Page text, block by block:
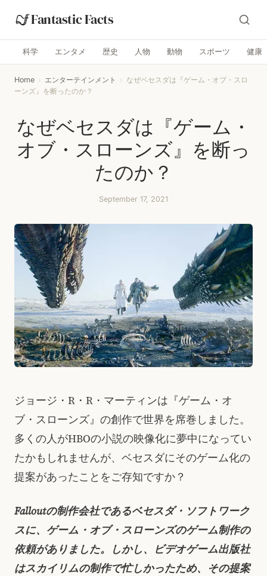
Fantastic Facts
科学 エンタメ 歴史 人物 動物 スポーツ 健康
Home › エンターテインメント › なぜベセスダは『ゲーム・オブ・スロ
ーンズ』を断ったのか？
なぜベセスダは『ゲーム・
オブ・スローンズ』を断っ
たのか？
September 17, 2021
ジョージ・R・R・マーティンは『ゲーム・オ
ブ・スローンズ』の創作で世界を席巻しました。
多くの人がHBOの小説の映像化に夢中になってい
たかもしれませんが、ベセスダにそのゲーム化の
提案があったことをご存知ですか？
Falloutの制作会社であるベセスダ・ソフトワーク
スに、ゲーム・オブ・スローンズのゲーム制作の
依頼がありました。しかし、ビデオゲーム出版社
はスカイリムの制作で忙しかったため、その提案